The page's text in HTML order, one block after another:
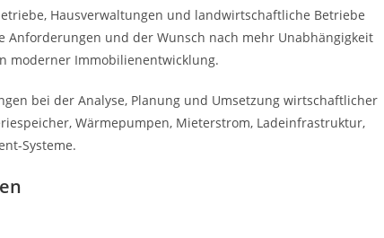
Hausverwaltungen und landwirtschaftliche Betriebe
Anforderungen und der Wunsch nach mehr Unabhängigkeit
moderner Immobilienentwicklung.
bei der Analyse, Planung und Umsetzung wirtschaftlicher
Wärmepumpen, Mieterstrom, Ladeinfrastruktur,
Systeme.